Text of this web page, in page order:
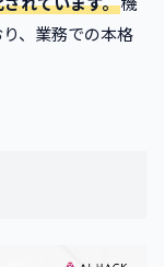
、業務での本格